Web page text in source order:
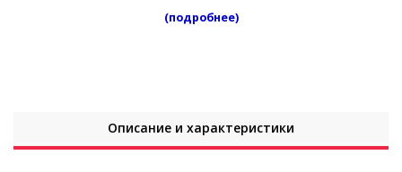
(подробнее)
Описание и характеристики